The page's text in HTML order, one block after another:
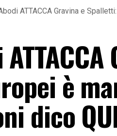
ATTACCA Gravina e
è
dico